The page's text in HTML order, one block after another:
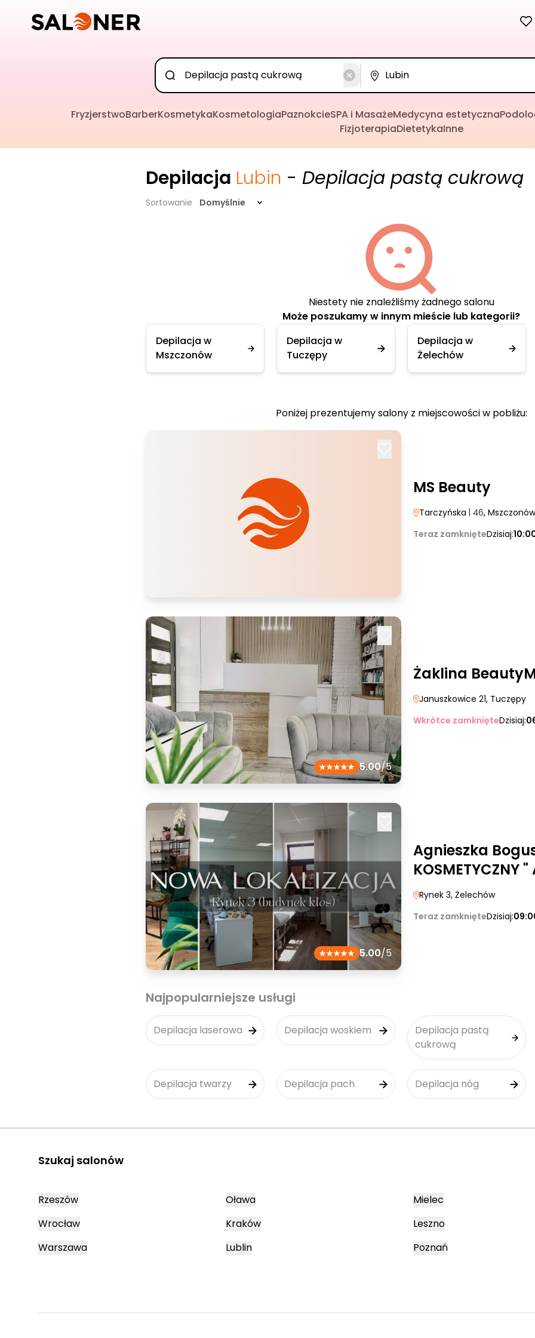
FryzjerstwoBarberKosmetykaKosmetologiaPaznokcieSPA i MasażeMedycyna estetyczna
FizjoterapiaDietetykaInne
Depilacja Lubin - Depilacja pastą cukrową
Sortowanie Domyślnie
Niestety nie znaleźliśmy żadnego salonu
Może poszukamy w innym mieście lub kategorii?
Depilacja w
Mszczonów
Depilacja w
Tuczępy
Depilacja w
Żelechów
Poniżej prezentujemy salony z miejscowości w pobliżu:
MS Beauty
Tarczyńska | 46, Mszczonów
Teraz zamknięteDzisiaj:
5.00/5
Żaklina
Januszkowice 21, Tuczępy
Wkrótce zamknięteDzisiaj:
5.00/5
Agnieszka
KOSMETYCZNY
Rynek 3, Żelechów
Teraz zamknięteDzisiaj:
Najpopularniejsze usługi
Depilacja laserowa Depilacja woskiem
Depilacja pastą
cukrową
Depilacja twarzy Depilacja pach Depilacja nóg
Szukaj salonów
Rzeszów
Wrocław
Warszawa
Oława
Kraków
Lublin
Mielec
Leszno
Poznań